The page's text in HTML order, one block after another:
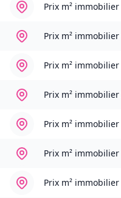
Prix m² immobilier
Prix m² immobilier
Prix m² immobilier
Prix m² immobilier
Prix m² immobilier
Prix m² immobilier
Prix m² immobilier